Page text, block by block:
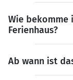
Wie bekomme
Ferienhaus?
Ab wann ist